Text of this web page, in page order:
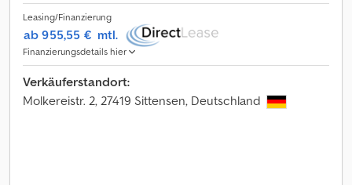
Leasing/Finanzierung
ab 955,55 € mtl.
Finanzierungsdetails hier
Verkäuferstandort:
Molkereistr. 2, 27419 Sittensen, Deutschland